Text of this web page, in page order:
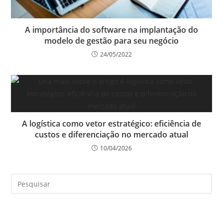
A importância do software na implantação do
modelo de gestão para seu negócio
24/05/2022
A logística como vetor estratégico: eficiência de
custos e diferenciação no mercado atual
10/04/2026